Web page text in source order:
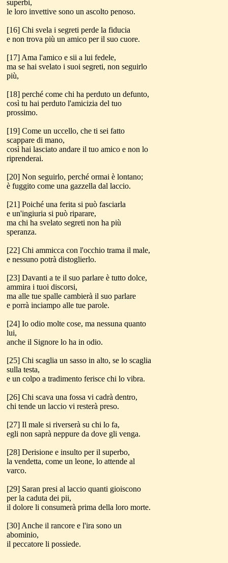
superbi,
le loro invettive sono un ascolto penoso.
[16] Chi svela i segreti perde la fiducia
e non trova più un amico per il suo cuore.
[17] Ama l'amico e sii a lui fedele,
ma se hai svelato i suoi segreti, non seguirlo
più,
[18] perché come chi ha perduto un defunto,
così tu hai perduto l'amicizia del tuo
prossimo.
[19] Come un uccello, che ti sei fatto
scappare di mano,
così hai lasciato andare il tuo amico e non lo
riprenderai.
[20] Non seguirlo, perché ormai è lontano;
è fuggito come una gazzella dal laccio.
[21] Poiché una ferita si può fasciarla
e un'ingiuria si può riparare,
ma chi ha svelato segreti non ha più
speranza.
[22] Chi ammicca con l'occhio trama il male,
e nessuno potrà distoglierlo.
[23] Davanti a te il suo parlare è tutto dolce,
ammira i tuoi discorsi,
ma alle tue spalle cambierà il suo parlare
e porrà inciampo alle tue parole.
[24] Io odio molte cose, ma nessuna quanto
lui,
anche il Signore lo ha in odio.
[25] Chi scaglia un sasso in alto, se lo scaglia
sulla testa,
e un colpo a tradimento ferisce chi lo vibra.
[26] Chi scava una fossa vi cadrà dentro,
chi tende un laccio vi resterà preso.
[27] Il male si riverserà su chi lo fa,
egli non saprà neppure da dove gli venga.
[28] Derisione e insulto per il superbo,
la vendetta, come un leone, lo attende al
varco.
[29] Saran presi al laccio quanti gioiscono
per la caduta dei pii,
il dolore li consumerà prima della loro morte.
[30] Anche il rancore e l'ira sono un
abominio,
il peccatore li possiede.